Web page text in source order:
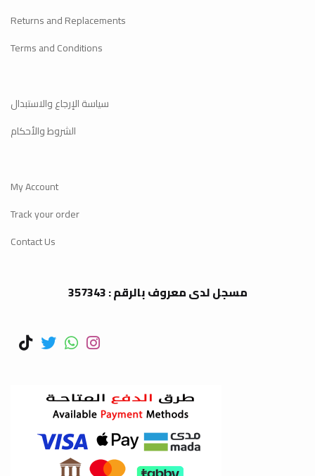
Returns and Replacements
Terms and Conditions
سياسة الإرجاع والاستبدال
الشروط والأحكام
My Account
Track your order
Contact Us
مسجل لدى معروف بالرقم : 357343